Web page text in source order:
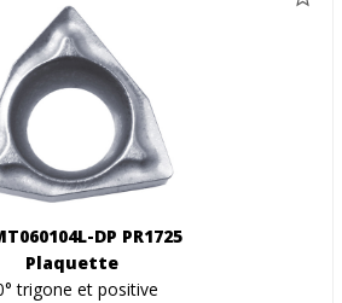
DP PR1725
Plaquette
trigone et positive